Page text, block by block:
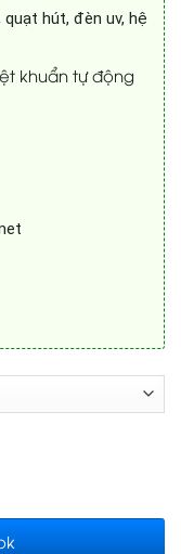
hút, đèn uv, hệ
khuẩn tự động